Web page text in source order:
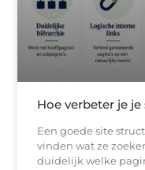
Hoe verbeter je
Een goede site
vinden wat ze
duidelijk welke